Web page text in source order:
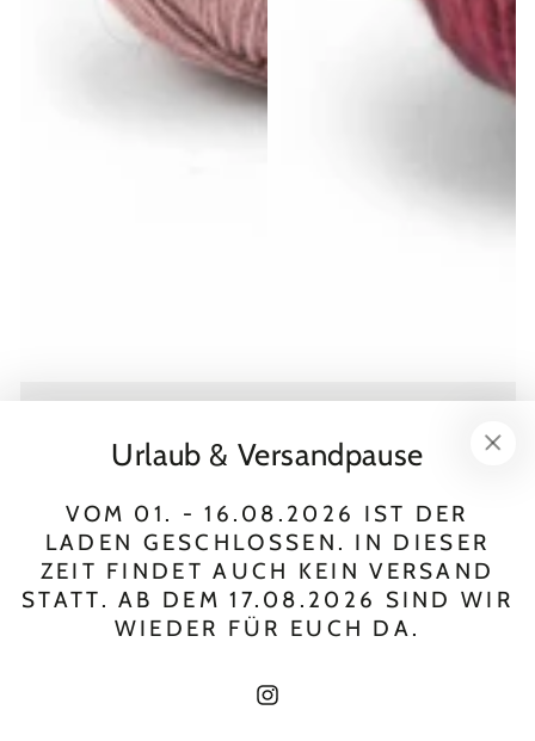
Urlaub & Versandpause
VOM 01. - 16.08.2026 IST DER
LADEN GESCHLOSSEN. IN DIESER
ZEIT FINDET AUCH KEIN VERSAND
STATT. AB DEM 17.08.2026 SIND WIR
WIEDER FÜR EUCH DA.
Instagram